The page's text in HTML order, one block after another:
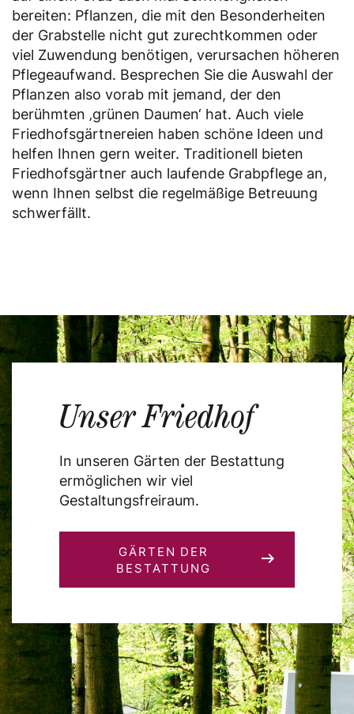
bereiten: Pflanzen, die mit den Besonderheiten
der Grabstelle nicht gut zurechtkommen oder
viel Zuwendung benötigen, verursachen höheren
Pflegeaufwand. Besprechen Sie die Auswahl der
Pflanzen also vorab mit jemand, der den
berühmten ‚grünen Daumen‘ hat. Auch viele
Friedhofsgärtnereien haben schöne Ideen und
helfen Ihnen gern weiter. Traditionell bieten
Friedhofsgärtner auch laufende Grabpflege an,
wenn Ihnen selbst die regelmäßige Betreuung
schwerfällt.
Unser Friedhof
In unseren Gärten der Bestattung
ermöglichen wir viel
Gestaltungsfreiraum.
GÄRTEN DER
BESTATTUNG